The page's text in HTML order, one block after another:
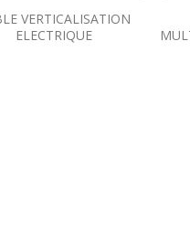
ULTRASON
HC SOUND